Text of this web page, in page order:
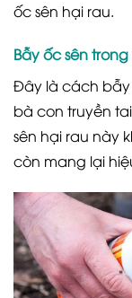
ốc sên hại rau.
Bẫy ốc sên
Đây là cách bẫy
bà con truyền
sên hại rau này
còn mang lại